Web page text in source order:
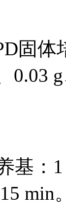
固
0.03
基：
min